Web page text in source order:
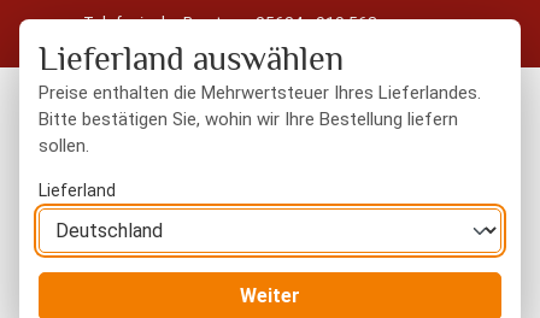
Zum Hauptinhalt springen
Telefonische Beratung: 05604 - 919 563
Kostenloser Versand in Deutschland ab 50 € Warenwert
Lieferland auswählen
Preise enthalten die Mehrwertsteuer Ihres Lieferlandes.
Bitte bestätigen Sie, wohin wir Ihre Bestellung liefern
sollen.
Lieferland
Weiter